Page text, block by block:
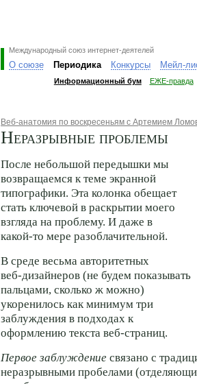
Международный союз интернет-деятелей
О союзе Периодика Конкурсы Мейл-
Информационный бум ЕЖЕ-правда
Веб-анатомия по воскресеньям с Артемием
Неразрывные проблемы
После небольшой передышки мы
возвращаемся к теме экранной
типографики. Эта колонка обещает
стать ключевой в раскрытии моего
взгляда на проблему. И даже в
какой-то мере разоблачительной.
В среде весьма авторитетных
веб-дизайнеров (не будем показывать
пальцами, сколько ж можно)
укоренилось как минимум три
заблуждения в подходах к
оформлению текста веб-страниц.
Первое заблуждение связано с
неразрывными пробелами